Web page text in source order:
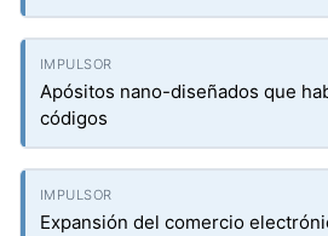
Apósitos nano-diseñados que
códigos
Expansión del comercio